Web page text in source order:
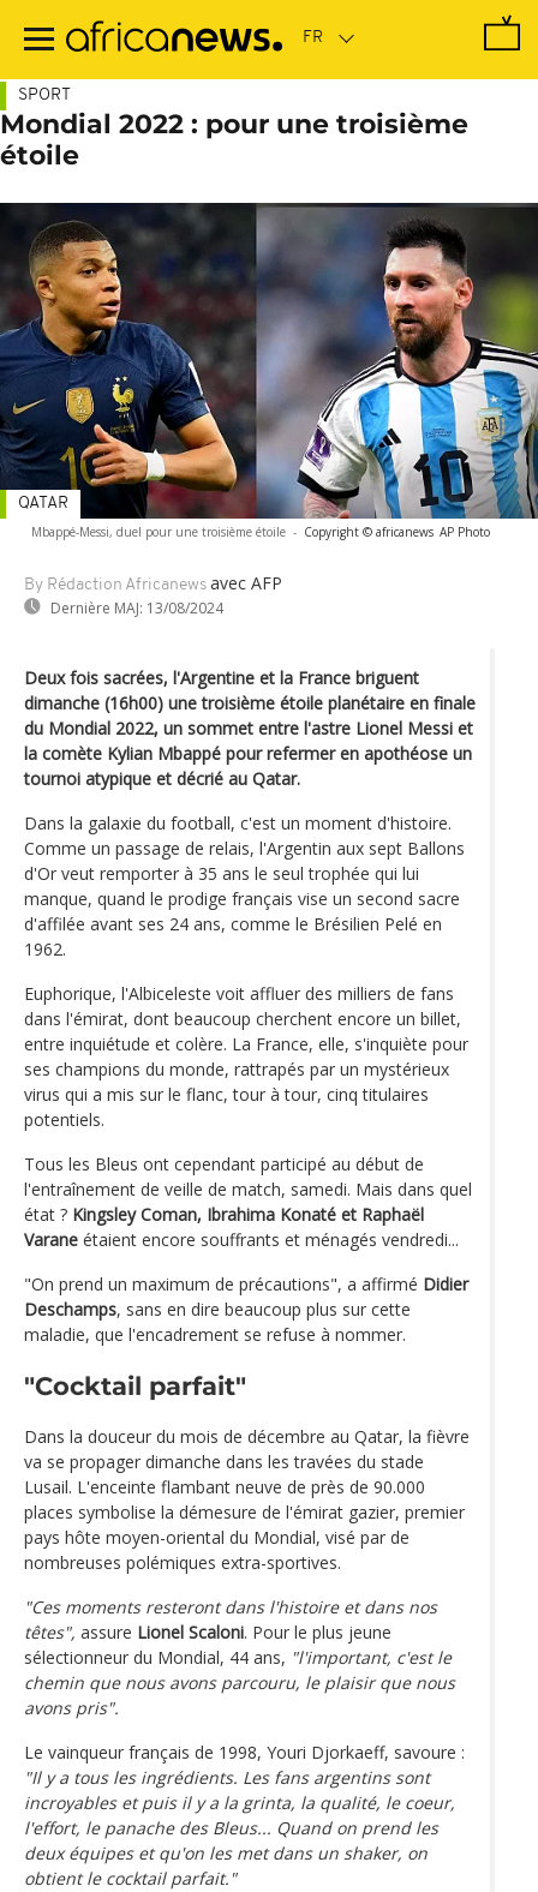
contenu
SPORT
Mondial 2022 : pour une troisième
étoile
Mbappé-Messi, duel pour une troisième étoile - Copyright © africanews AP Photo
By Rédaction Africanews avec AFP
Dernière MAJ: 13/08/2024
QATAR
Deux fois sacrées, l'Argentine et la France briguent
dimanche (16h00) une troisième étoile planétaire en finale
du Mondial 2022, un sommet entre l'astre Lionel Messi et
la comète Kylian Mbappé pour refermer en apothéose un
tournoi atypique et décrié au Qatar.
Dans la galaxie du football, c'est un moment d'histoire.
Comme un passage de relais, l'Argentin aux sept Ballons
d'Or veut remporter à 35 ans le seul trophée qui lui
manque, quand le prodige français vise un second sacre
d'affilée avant ses 24 ans, comme le Brésilien Pelé en
1962.
Euphorique, l'Albiceleste voit affluer des milliers de fans
dans l'émirat, dont beaucoup cherchent encore un billet,
entre inquiétude et colère. La France, elle, s'inquiète pour
ses champions du monde, rattrapés par un mystérieux
virus qui a mis sur le flanc, tour à tour, cinq titulaires
potentiels.
Tous les Bleus ont cependant participé au début de
l'entraînement de veille de match, samedi. Mais dans quel
état ? Kingsley Coman, Ibrahima Konaté et Raphaël
Varane étaient encore souffrants et ménagés vendredi...
"On prend un maximum de précautions", a affirmé Didier
Deschamps, sans en dire beaucoup plus sur cette
maladie, que l'encadrement se refuse à nommer.
"Cocktail parfait"
Dans la douceur du mois de décembre au Qatar, la fièvre
va se propager dimanche dans les travées du stade
Lusail. L'enceinte flambant neuve de près de 90.000
places symbolise la démesure de l'émirat gazier, premier
pays hôte moyen-oriental du Mondial, visé par de
nombreuses polémiques extra-sportives.
"Ces moments resteront dans l'histoire et dans nos
têtes", assure Lionel Scaloni. Pour le plus jeune
sélectionneur du Mondial, 44 ans, "l'important, c'est le
chemin que nous avons parcouru, le plaisir que nous
avons pris".
Le vainqueur français de 1998, Youri Djorkaeff, savoure :
"Il y a tous les ingrédients. Les fans argentins sont
incroyables et puis il y a la grinta, la qualité, le coeur,
l'effort, le panache des Bleus... Quand on prend les
deux équipes et qu'on les met dans un shaker, on
obtient le cocktail parfait."